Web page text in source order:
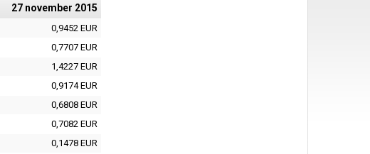
27 november 2015
0,9452 EUR
0,7707 EUR
1,4227 EUR
0,9174 EUR
0,6808 EUR
0,7082 EUR
0,1478 EUR